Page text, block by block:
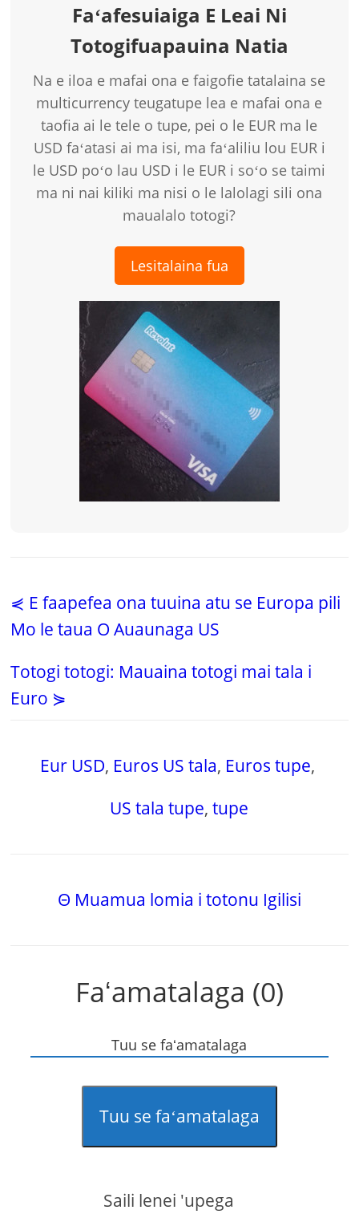
Faʻafesuiaiga E Leai Ni
Totogifuapauina Natia
Na e iloa e mafai ona e faigofie tatalaina se
multicurrency teugatupe lea e mafai ona e
taofia ai le tele o tupe, pei o le EUR ma le
USD faʻatasi ai ma isi, ma faʻaliliu lou EUR i
le USD poʻo lau USD i le EUR i soʻo se taimi
ma ni nai kiliki ma nisi o le lalolagi sili ona
maualalo totogi?
Lesitalaina fua
⋞ E faapefea ona tuuina atu se Europa pili
Mo le taua O Auaunaga US
Totogi totogi: Mauaina totogi mai tala i
Euro ⋟
Eur USD, Euros US tala, Euros tupe,
US tala tupe,tupe
Θ Muamua lomia i totonu Igilisi
Faʻamatalaga (0)
Tuu se faʻamatalaga
Tuu se faʻamatalaga
Saili lenei 'upega